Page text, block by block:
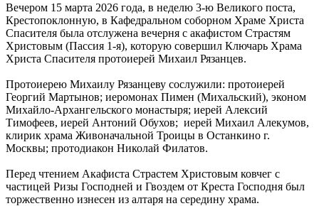
Вечером 15 марта 2026 года, в неделю 3-ю Великого поста,
Крестопоклонную, в Кафедральном соборном Храме Христа
Спасителя была отслужена вечерня с акафистом Страстям
Христовым (Пассия 1-я), которую совершил Ключарь Храма
Христа Спасителя протоиерей Михаил Рязанцев.
Протоиерею Михаилу Рязанцеву сослужили: протоиерей
Георгий Мартынов; иеромонах Пимен (Михальский), эконом
Михайло-Архангельского монастыря; иерей Алексий
Тимофеев, иерей Антоний Обухов; иерей Михаил Алекумов,
клирик храма Живоначальной Троицы в Останкино г.
Москвы; протодиакон Николай Филатов.
Перед чтением Акафиста Страстем Христовым ковчег с
частицей Ризы Господней и Гвоздем от Креста Господня был
торжественно изнесен из алтаря на середину храма.